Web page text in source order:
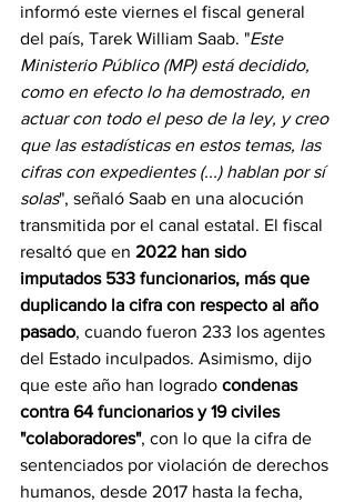
informó este viernes el fiscal general
del país, Tarek William Saab. "Este
Ministerio Público (MP) está decidido,
como en efecto lo ha demostrado, en
actuar con todo el peso de la ley, y creo
que las estadísticas en estos temas, las
cifras con expedientes (...) hablan por sí
solas", señaló Saab en una alocución
transmitida por el canal estatal. El fiscal
resaltó que en 2022 han sido
imputados 533 funcionarios, más que
duplicando la cifra con respecto al año
pasado, cuando fueron 233 los agentes
del Estado inculpados. Asimismo, dijo
que este año han logrado condenas
contra 64 funcionarios y 19 civiles
"colaboradores", con lo que la cifra de
sentenciados por violación de derechos
humanos, desde 2017 hasta la fecha,